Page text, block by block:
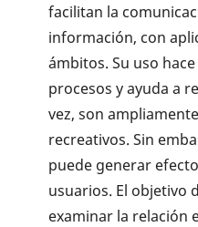
facilitan la
información, con
ámbitos. Su uso
procesos y ayuda a
vez, son
recreativos. Sin
puede generar
usuarios. El objetivo
examinar la relación